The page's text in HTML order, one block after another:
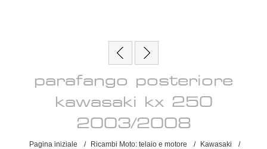
parafango posteriore
kawasaki kx 250
2003/2008
Pagina iniziale / Ricambi Moto: telaio e motore / Kawasaki /